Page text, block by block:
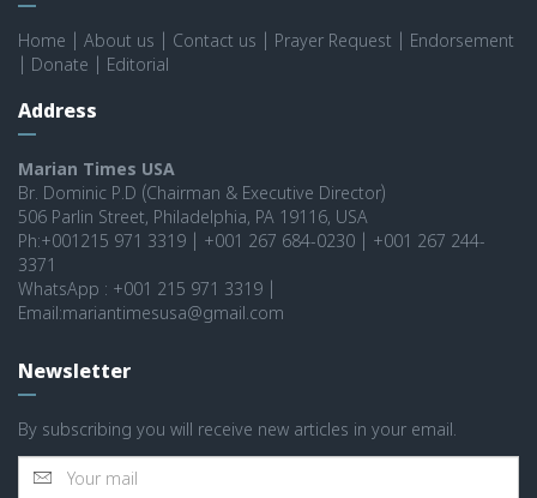
Home About us Contact us Prayer Request
Endorsement
Donate Editorial
Address
Marian Times USA
Br. Dominic P.D (Chairman & Executive Director)
506 Parlin Street, Philadelphia, PA 19116, USA
Ph:+001215 971 3319 | +001 267 684-0230 | +001 267 244-
3371
WhatsApp : +001 215 971 3319 |
Email:mariantimesusa@gmail.com
Newsletter
By subscribing you will receive new articles in your email.